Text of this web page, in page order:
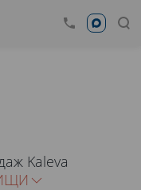
Kaleva